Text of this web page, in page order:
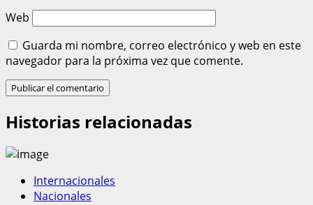
Web
Guarda mi nombre, correo electrónico y web en este
navegador para la próxima vez que comente.
Historias relacionadas
Internacionales
Nacionales